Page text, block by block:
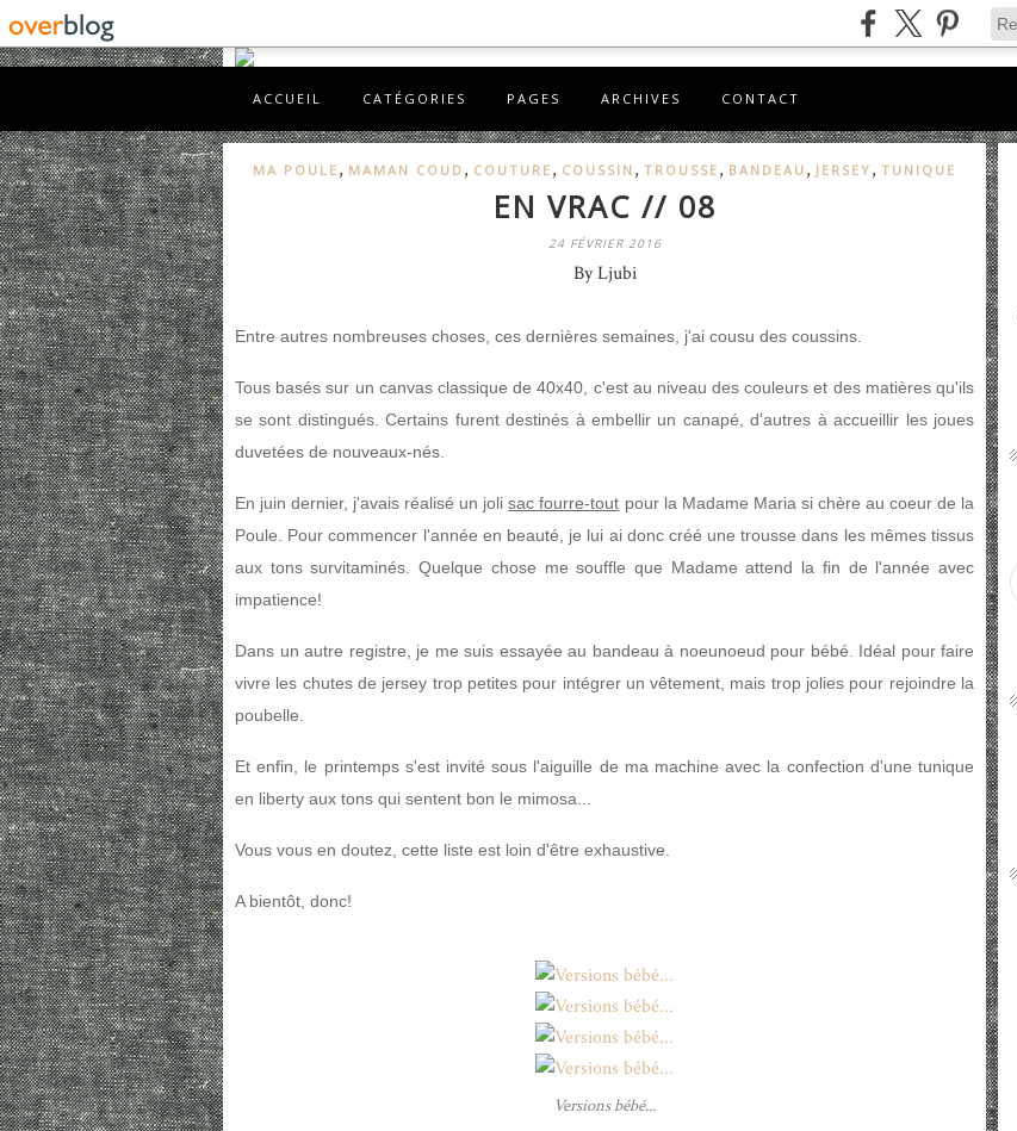
ACCUEIL CATÉGORIES PAGES ARCHIVES CONTACT
MA POULE , MAMAN COUD , COUTURE , COUSSIN , TROUSSE , BANDEAU ,JERSEY , TUNIQUE
EN VRAC // 08
24 FÉVRIER 2016
By Ljubi
Entre autres nombreuses choses, ces dernières semaines, j'ai cousu des coussins.
Tous basés sur un canvas classique de 40x40, c'est au niveau des couleurs et des matières qu'ils
se sont distingués. Certains furent destinés à embellir un canapé, d'autres à accueillir les joues
duvetées de nouveaux-nés.
En juin dernier, j'avais réalisé un jolisac fourre-tout pour la Madame Maria si chère au coeur de la
Poule. Pour commencer l'année en beauté, je lui ai donc créé une trousse dans les mêmes tissus
aux tons survitaminés. Quelque chose me souffle que Madame attend la fin de l'année avec
impatience!
Dans un autre registre, je me suis essayée au bandeau à noeunoeud pour bébé. Idéal pour faire
vivre les chutes de jersey trop petites pour intégrer un vêtement, mais trop jolies pour rejoindre la
poubelle.
Et enfin, le printemps s'est invité sous l'aiguille de ma machine avec la confection d'une tunique
en liberty aux tons qui sentent bon le mimosa...
Vous vous en doutez, cette liste est loin d'être exhaustive.
A bientôt, donc!
Versions bébé...